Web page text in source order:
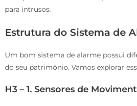
para intrusos.
Estrutura do Sistema de
Um bom sistema de alarme possui
do seu patrimônio. Vamos explorar
H3 – 1. Sensores de